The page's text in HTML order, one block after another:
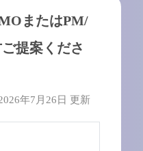
またはPM/
提案くださ
年7月26日 更新